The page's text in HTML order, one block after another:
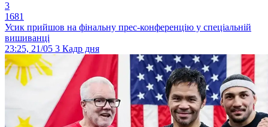
3
1681
Усик прийшов на фінальну прес-конференцію у спеціальній
вишиванці
23:25, 21/05 3 Кадр дня